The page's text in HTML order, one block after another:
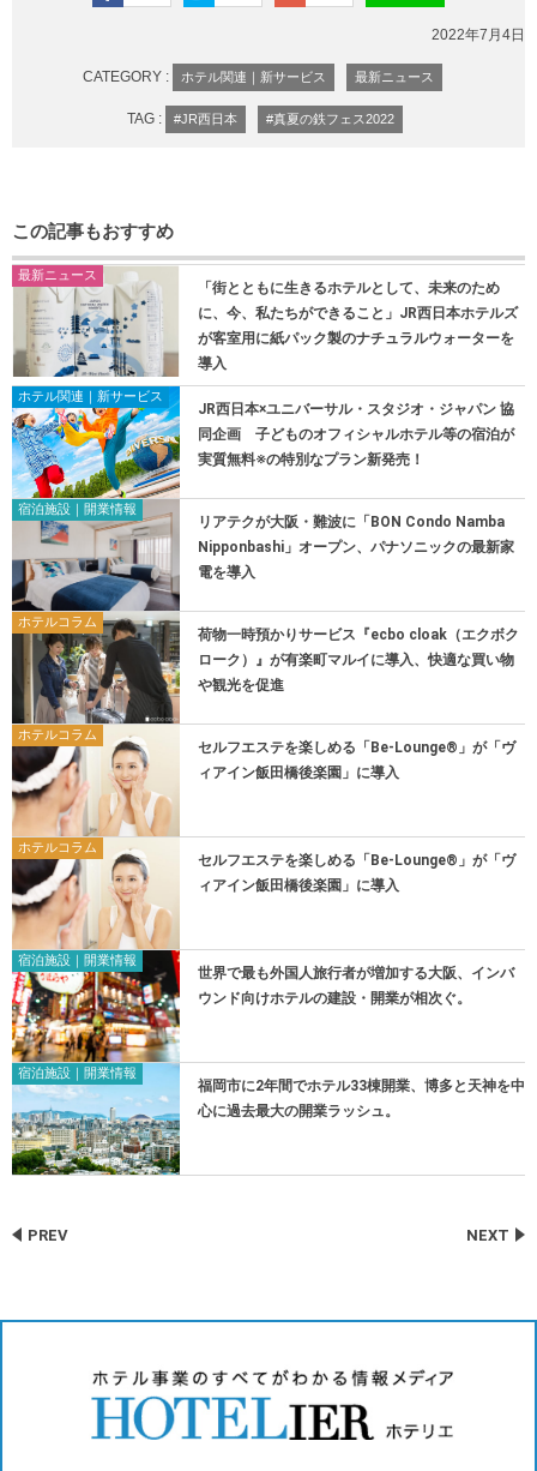
2022年7月4日
CATEGORY : ホテル関連｜新サービス 最新ニュース
TAG : #JR西日本 #真夏の鉄フェス2022
この記事もおすすめ
最新ニュース
「街とともに生きるホテルとして、未来のため
に、今、私たちができること」JR西日本ホテルズ
が客室用に紙パック製のナチュラルウォーターを
導入
ホテル関連｜新サービス
JR西日本×ユニバーサル・スタジオ・ジャパン 協
同企画 子どものオフィシャルホテル等の宿泊が
実質無料※の特別なプラン新発売！
宿泊施設｜開業情報
リアテクが大阪・難波に「BON Condo Namba
Nipponbashi」オープン、パナソニックの最新家
電を導入
ホテルコラム
荷物一時預かりサービス『ecbo cloak（エクボク
ローク）』が有楽町マルイに導入、快適な買い物
や観光を促進
ホテルコラム
セルフエステを楽しめる「Be-Lounge®」が「ヴ
ィアイン飯田橋後楽園」に導入
ホテルコラム
セルフエステを楽しめる「Be-Lounge®」が「ヴ
ィアイン飯田橋後楽園」に導入
宿泊施設｜開業情報
世界で最も外国人旅行者が増加する大阪、インバ
ウンド向けホテルの建設・開業が相次ぐ。
宿泊施設｜開業情報
福岡市に2年間でホテル33棟開業、博多と天神を中
心に過去最大の開業ラッシュ。
PREV NEXT